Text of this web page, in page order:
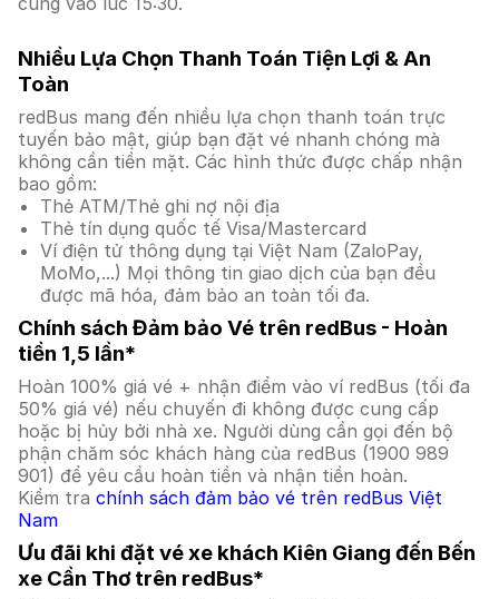
Nhiều Lựa Chọn Thanh Toán Tiện Lợi & An
Toàn
redBus mang đến nhiều lựa chọn thanh toán trực
tuyến bảo mật, giúp bạn đặt vé nhanh chóng mà
không cần tiền mặt. Các hình thức được chấp nhận
bao gồm:
Thẻ ATM/Thẻ ghi nợ nội địa
Thẻ tín dụng quốc tế Visa/Mastercard
Ví điện tử thông dụng tại Việt Nam (ZaloPay,
MoMo,...) Mọi thông tin giao dịch của bạn đều
được mã hóa, đảm bảo an toàn tối đa.
Chính sách Đảm bảo Vé trên redBus - Hoàn
tiền 1,5 lần*
Hoàn 100% giá vé + nhận điểm vào ví redBus (tối đa
50% giá vé) nếu chuyến đi không được cung cấp
hoặc bị hủy bởi nhà xe. Người dùng cần gọi đến bộ
phận chăm sóc khách hàng của redBus (1900 989
901) để yêu cầu hoàn tiền và nhận tiền hoàn.
Kiểm tra chính sách đảm bảo vé trên redBus Việt
Nam
Ưu đãi khi đặt vé xe khách Kiên Giang đến Bến
xe Cần Thơ trên redBus*